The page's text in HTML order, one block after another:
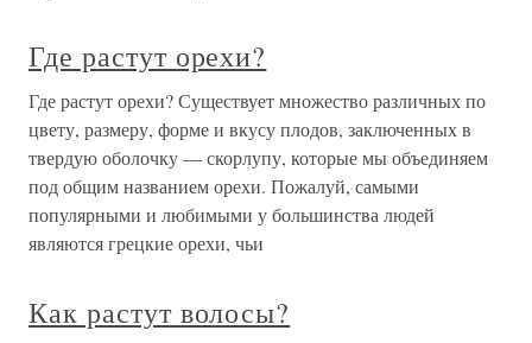
Где растут орехи?
Где растут орехи? Существует множество различных по
цвету, размеру, форме и вкусу плодов, заключенных в
твердую оболочку — скорлупу, которые мы объединяем
под общим названием орехи. Пожалуй, самыми
популярными и любимыми у большинства людей
являются грецкие орехи, чьи
Как растут волосы?